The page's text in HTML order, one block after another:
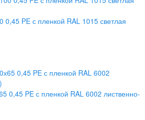
0,45 PE с пленкой RAL 1015 светлая
0,45 PE с пленкой RAL 6002 лиственно-